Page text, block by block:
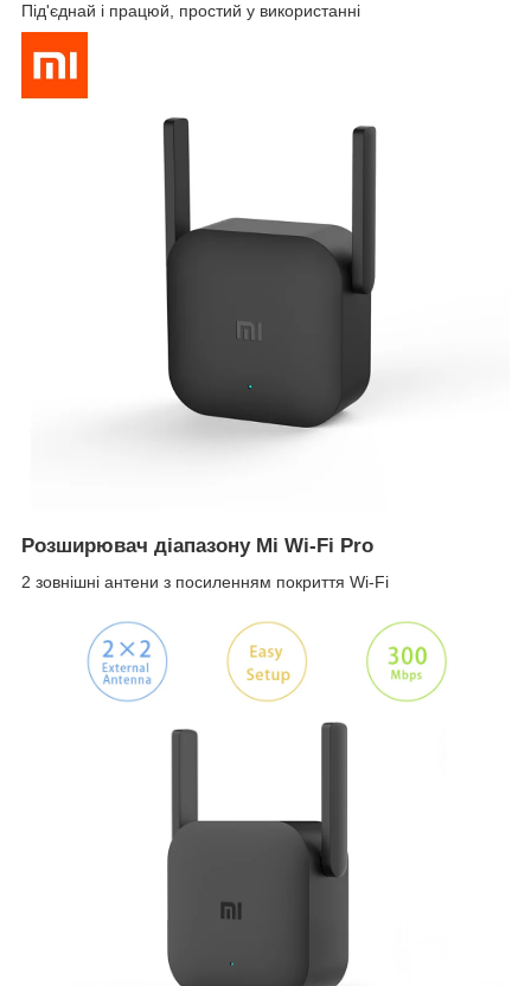
Під'єднай і працюй, простий у використанні
Розширювач діапазону Mi Wi-Fi Pro
2 зовнішні антени з посиленням покриття Wi-Fi